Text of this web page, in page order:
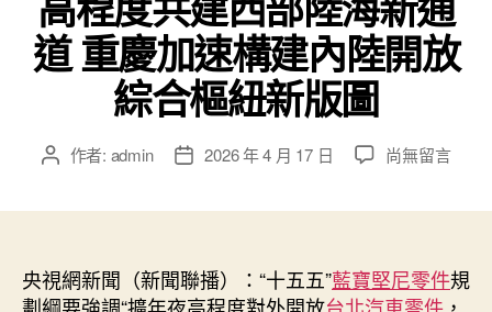
道 重慶加速構建內陸開放
綜合樞紐新版圖
文 作者: admin
文
期
2026 年 4 月 17 日
在
真
抓
尚無留言
央視網新聞（新聞聯播）：“十五五”藍寶堅尼零件規
劃綱要強調“擴年夜高程度對外開放台北汽車零件 ，